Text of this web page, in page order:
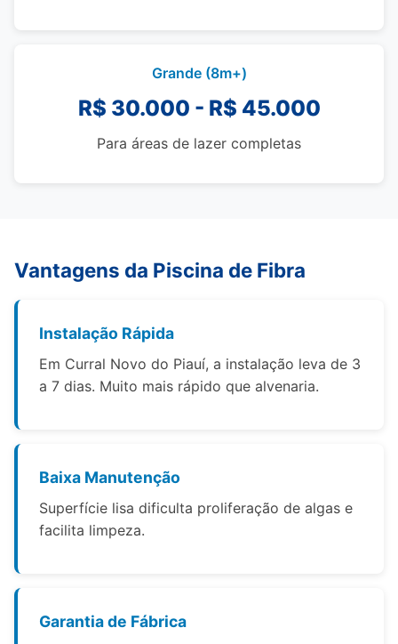
Grande (8m+)
R$ 30.000 - R$ 45.000
Para áreas de lazer completas
Vantagens da Piscina de Fibra
Instalação Rápida
Em Curral Novo do Piauí, a instalação leva de 3
a 7 dias. Muito mais rápido que alvenaria.
Baixa Manutenção
Superfície lisa dificulta proliferação de algas e
facilita limpeza.
Garantia de Fábrica